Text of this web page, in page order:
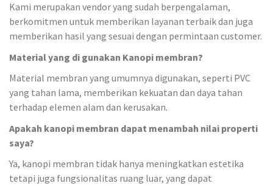
Kami merupakan vendor yang sudah berpengalaman,
berkomitmen untuk memberikan layanan terbaik dan juga
memberikan hasil yang sesuai dengan permintaan customer.
Material yang di gunakan Kanopi membran?
Material membran yang umumnya digunakan, seperti PVC
yang tahan lama, memberikan kekuatan dan daya tahan
terhadap elemen alam dan kerusakan.
Apakah kanopi membran dapat menambah nilai properti
saya?
Ya, kanopi membran tidak hanya meningkatkan estetika
tetapi juga fungsionalitas ruang luar, yang dapat